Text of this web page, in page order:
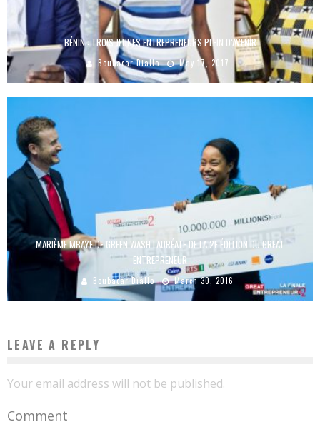
BÉNIN : TROIS JEUNES ENTREPRENEURS PLEIN D’AVENIR
Boubacar Diallo May 17, 2017
MARIÈME MBAYE DE GREEN WASH LAURÉATE DE LA 2E ÉDITION DU GREAT
ENTREPRENEUR
Boubacar Diallo March 30, 2016
LEAVE A REPLY
Your email address will not be published.
Comment